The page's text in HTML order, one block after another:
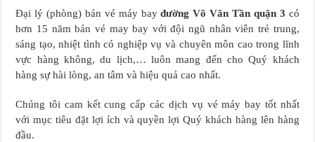
Đại lý (phòng) bán vé máy bayđường Võ Văn Tần quận 3 có
hơn 15 năm bán vé may bay với đội ngũ nhân viên trẻ trung,
sáng tạo, nhiệt tình có nghiệp vụ và chuyên môn cao trong lĩnh
vực hàng không, du lịch,… luôn mang đến cho Quý khách
hàng sự hài lòng, an tâm và hiệu quả cao nhất.
Chúng tôi cam kết cung cấp các dịch vụ vé máy bay tốt nhất
với mục tiêu đặt lợi ích và quyền lợi Quý khách hàng lên hàng
đầu.